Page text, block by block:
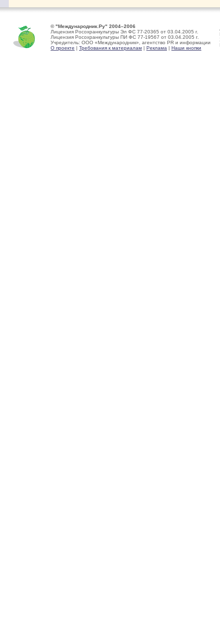
© "Международник.Ру" 2004–2006
Лицензия Росохранкультуры Эл ФС 77-20365 от 03.04.2005 г.
Лицензия Росохранкультуры ПИ ФС 77-19567 от 03.04.2005 г.
Учредитель: ООО «Международник», агентство PR и информации
О проекте | Требования к материалам | Реклама | Наши кнопки